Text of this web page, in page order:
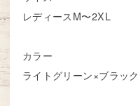
レディースM〜2XL
カラー
ライトグリーン×ブラック